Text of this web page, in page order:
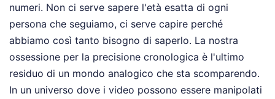
numeri. Non ci serve sapere l'età esatta di ogni
persona che seguiamo, ci serve capire perché
abbiamo così tanto bisogno di saperlo. La nostra
ossessione per la precisione cronologica è l'ultimo
residuo di un mondo analogico che sta scomparendo.
In un universo dove i video possono essere manipolati